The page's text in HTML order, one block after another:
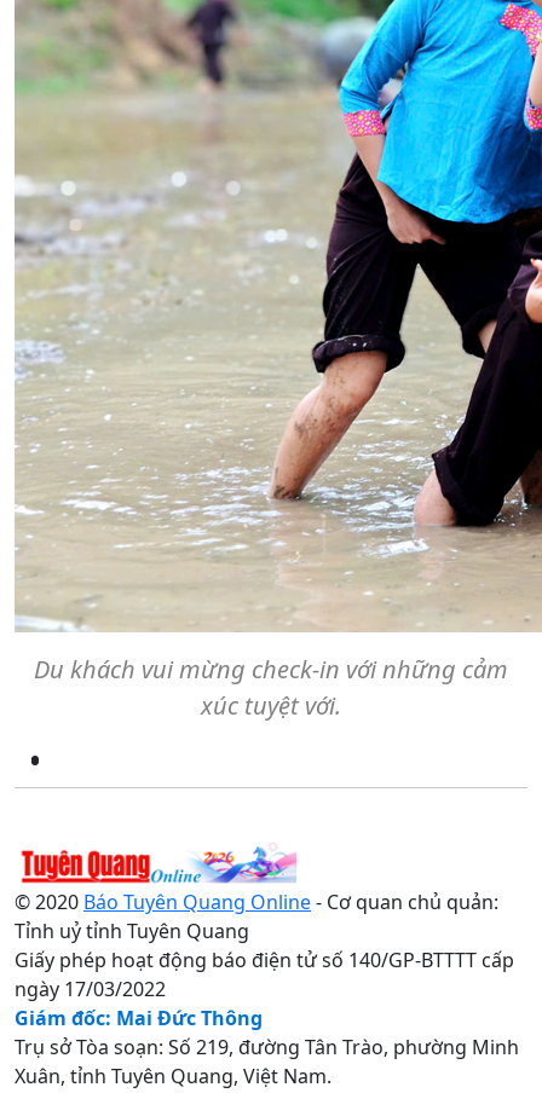
Du khách vui mừng check-in với những cảm
xúc tuyệt với.
© 2020 Báo Tuyên Quang Online- Cơ quan chủ quản:
Tỉnh uỷ tỉnh Tuyên Quang
Giấy phép hoạt động báo điện tử số 140/GP-BTTTT cấp
ngày 17/03/2022
Giám đốc: Mai Đức Thông
Trụ sở Tòa soạn: Số 219, đường Tân Trào, phường Minh
Xuân, tỉnh Tuyên Quang, Việt Nam.